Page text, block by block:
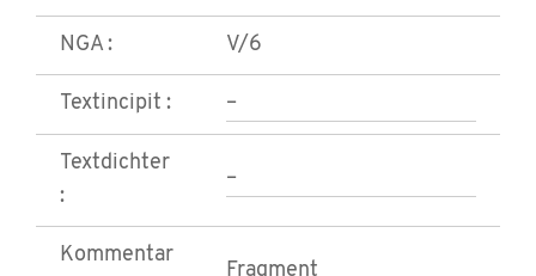
NGA : V/6
Textincipit : –
Textdichter
:
–
Kommentar
Fragment